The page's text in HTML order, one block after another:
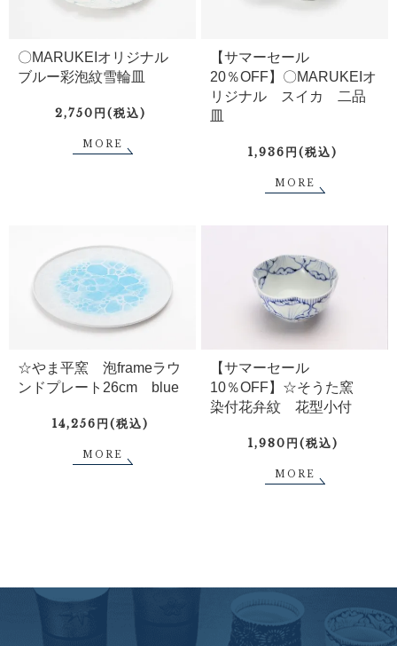
〇MARUKEIオリジナル
ブルー彩泡紋雪輪皿
2,750円(税込)
MORE
【サマーセール
20％OFF】〇MARUKEIオ
リジナル スイカ 二品
皿
1,936円(税込)
MORE
☆やま平窯 泡frameラウ
ンドプレート26cm blue
14,256円(税込)
MORE
【サマーセール
10％OFF】☆そうた窯
染付花弁紋 花型小付
1,980円(税込)
MORE